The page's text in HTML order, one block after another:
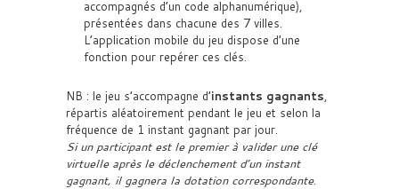
accompagnés d’un code alphanumérique),
présentées dans chacune des 7 villes.
L’application mobile du jeu dispose d’une
fonction pour repérer ces clés.
NB : le jeu s’accompagne d’instants gagnants,
répartis aléatoirement pendant le jeu et selon la
fréquence de 1 instant gagnant par jour.
Si un participant est le premier à valider une clé
virtuelle après le déclenchement d’un instant
gagnant, il gagnera la dotation correspondante.